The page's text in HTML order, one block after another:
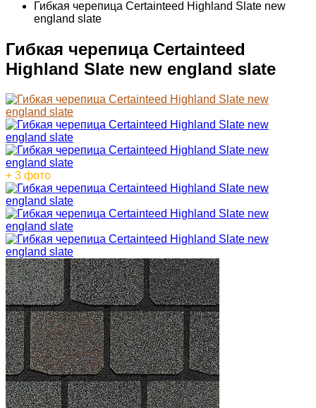
Гибкая черепица Certainteed Highland Slate new
england slate
Гибкая черепица Certainteed
Highland Slate new england slate
+ 3 фото